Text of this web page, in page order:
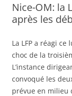
Nice-OM: la
après les
La LFP a réagi
choc de la
L’instance
convoqué les
prévue en milieu